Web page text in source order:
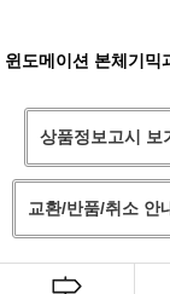
윈도메이션 본체기믹
상품정보고시 보
교환/반품/취소 안